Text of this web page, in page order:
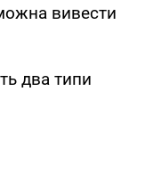
вивести
два типи